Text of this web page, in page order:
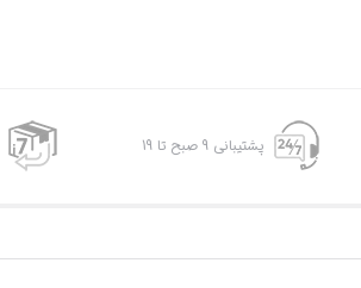
پشتیبانی 9 صبح تا 19